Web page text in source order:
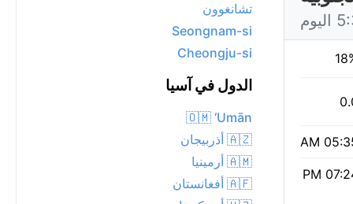
05:35
07:24
تشانغوون
Seongnam-si
Cheongju-si
الدول في آسيا
🇴🇲 ‘Umān
🇦🇿 أذربيجان
🇦🇲 أرمينيا
🇦🇫 أفغانستان